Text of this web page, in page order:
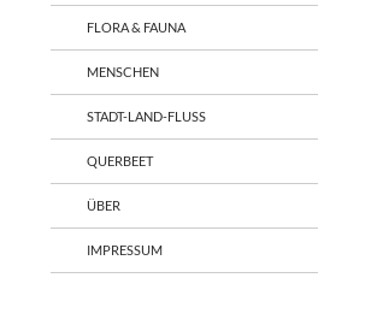
FLORA & FAUNA
MENSCHEN
STADT-LAND-FLUSS
QUERBEET
ÜBER
IMPRESSUM